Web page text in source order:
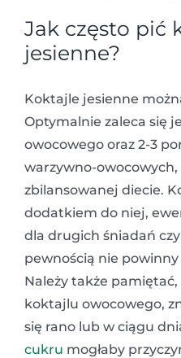
Jak często pić
jesienne?
Koktajle jesienne
Optymalnie zaleca się
owocowego oraz 2-3
warzywno-
zbilansowanej diecie.
dodatkiem do niej,
dla drugich śniadań
pewnością nie
Należy także
koktajlu owocowego,
się rano lub w ciągu
cukru mogłaby